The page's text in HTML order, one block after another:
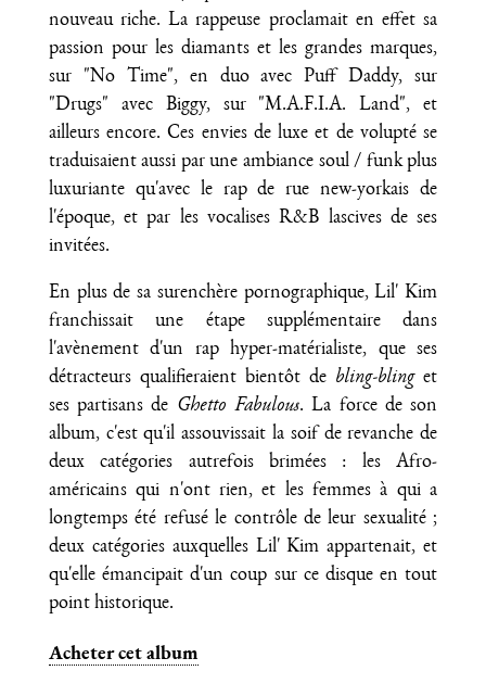
nouveau riche. La rappeuse proclamait en effet sa
passion pour les diamants et les grandes marques,
sur "No Time", en duo avec Puff Daddy, sur
"Drugs" avec Biggy, sur "M.A.F.I.A. Land", et
ailleurs encore. Ces envies de luxe et de volupté se
traduisaient aussi par une ambiance soul / funk plus
luxuriante qu'avec le rap de rue new-yorkais de
l'époque, et par les vocalises R&B lascives de ses
invitées.
En plus de sa surenchère pornographique, Lil' Kim
franchissait une étape supplémentaire dans
l'avènement d'un rap hyper-matérialiste, que ses
détracteurs qualifieraient bientôt de bling-blinget
ses partisans de Ghetto Fabulous. La force de son
album, c'est qu'il assouvissait la soif de revanche de
deux catégories autrefois brimées : les Afro-
américains qui n'ont rien, et les femmes à qui a
longtemps été refusé le contrôle de leur sexualité ;
deux catégories auxquelles Lil' Kim appartenait, et
qu'elle émancipait d'un coup sur ce disque en tout
point historique.
Acheter cet album